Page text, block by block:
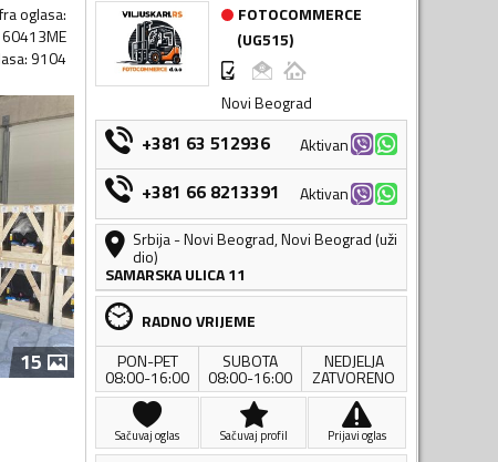
oglasa:
: 9104
15
FOTOCOMMERCE
(UG515)
Novi Beograd
+381 63 512936 Aktivan
+381 66 8213391
Aktivan
Srbija-Novi Beograd,Novi Beograd (uži
dio)
SAMARSKA ULICA 11
RADNO VRIJEME
PON-PET
08:00-16:00
SUBOTA
08:00-16:00
NEDJELJA
ZATVORENO
Sačuvaj oglas Sačuvaj profil Prijavi oglas